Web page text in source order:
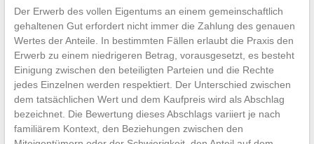
Der Erwerb des vollen Eigentums an einem gemeinschaftlich
gehaltenen Gut erfordert nicht immer die Zahlung des genauen
Wertes der Anteile. In bestimmten Fällen erlaubt die Praxis den
Erwerb zu einem niedrigeren Betrag, vorausgesetzt, es besteht
Einigung zwischen den beteiligten Parteien und die Rechte
jedes Einzelnen werden respektiert. Der Unterschied zwischen
dem tatsächlichen Wert und dem Kaufpreis wird als Abschlag
bezeichnet. Die Bewertung dieses Abschlags variiert je nach
familiärem Kontext, den Beziehungen zwischen den